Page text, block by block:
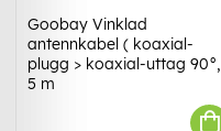
Goobay Vinklad
antennkabel ( koaxial-
plugg > koaxial-uttag 90°,
5 m